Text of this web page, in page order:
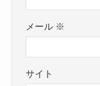
メール ※
サイト